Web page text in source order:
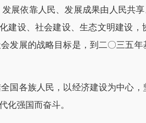
展依靠人民、发展成果由人民共
建设、社会建设、生态文明建设
发展的战略目标是，到二〇三五
各族人民，以经济建设为中心，
强国而奋斗。